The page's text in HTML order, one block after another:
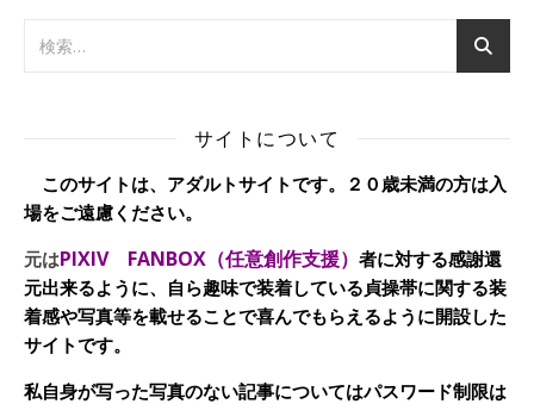
サイトについて
このサイトは、アダルトサイトです。２０歳未満の方は入
場をご遠慮ください。
元はPIXIV FANBOX（任意創作支援） 者に対する感謝還
元出来るように、自ら趣味で装着している貞操帯に関する装
着感や写真等を載せることで喜んでもらえるように開設した
サイトです。
私自身が写った写真のない記事についてはパスワード制限は